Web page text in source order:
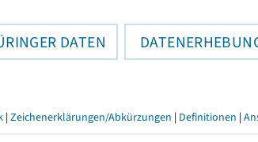
DATEN
| Zeichenerklärungen/Abkürzungen | Definitionen |